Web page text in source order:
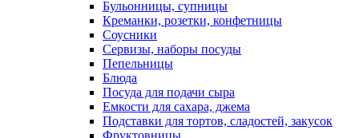
Бульонницы, супницы
Креманки, розетки, конфетницы
Соусники
Сервизы, наборы посуды
Пепельницы
Блюда
Посуда для подачи сыра
Емкости для сахара, джема
Подставки для тортов, сладостей, закусок
Фруктовницы